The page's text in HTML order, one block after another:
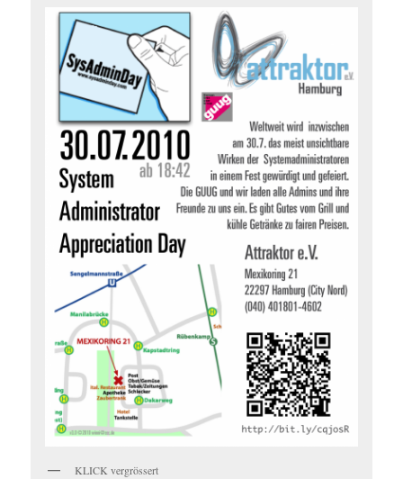
KLICK vergrössert